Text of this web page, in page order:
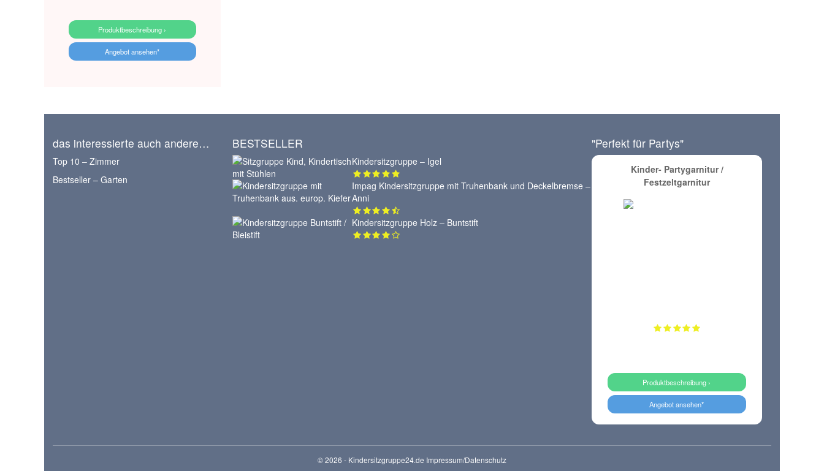
Produktbeschreibung ›
Angebot ansehen*
das interessierte auch andere…
Top 10 – Zimmer
Bestseller – Garten
BESTSELLER
Kindersitzgruppe – Igel
Impag Kindersitzgruppe mit Truhenbank und Deckelbremse –
Anni
Kindersitzgruppe Holz – Buntstift
"Perfekt für Partys"
Kinder- Partygarnitur /
Festzeltgarnitur
Produktbeschreibung ›
Angebot ansehen*
© 2026 - Kindersitzgruppe24.de Impressum/Datenschutz